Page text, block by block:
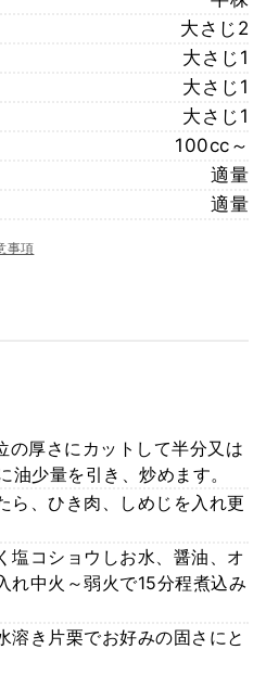
大さじ2
大さじ1
大さじ1
大さじ1
100cc～
適量
適量
事項
の厚さにカットして半分又は
油少量を引き、炒めます。
ら、ひき肉、しめじを入れ更
塩コショウしお水、醤油、オ
れ中火～弱火で15分程煮込み
溶き片栗でお好みの固さにと